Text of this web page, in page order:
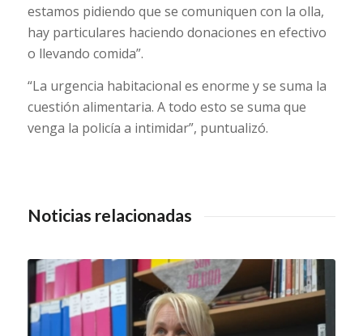
estamos pidiendo que se comuniquen con la olla,
hay particulares haciendo donaciones en efectivo
o llevando comida”.
“La urgencia habitacional es enorme y se suma la
cuestión alimentaria. A todo esto se suma que
venga la policía a intimidar”, puntualizó.
Noticias relacionadas